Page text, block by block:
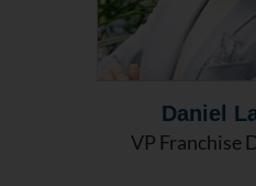
Daniel
VP Franchise